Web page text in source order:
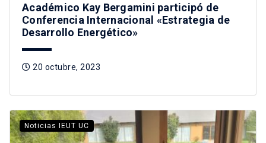
Académico Kay Bergamini participó de
Conferencia Internacional «Estrategia de
Desarrollo Energético»
20 octubre, 2023
Noticias IEUT UC